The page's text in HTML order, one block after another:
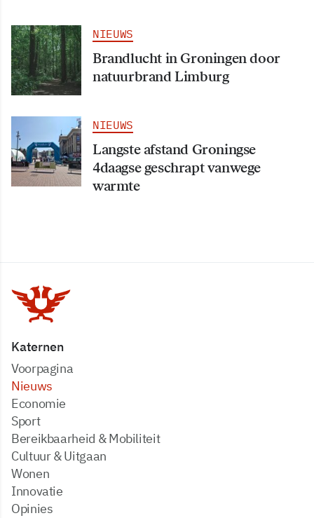
NIEUWS
Brandlucht in Groningen door
natuurbrand Limburg
NIEUWS
Langste afstand Groningse
4daagse geschrapt vanwege
warmte
Katernen
Voorpagina
Nieuws
Economie
Sport
Bereikbaarheid & Mobiliteit
Cultuur & Uitgaan
Wonen
Innovatie
Opinies